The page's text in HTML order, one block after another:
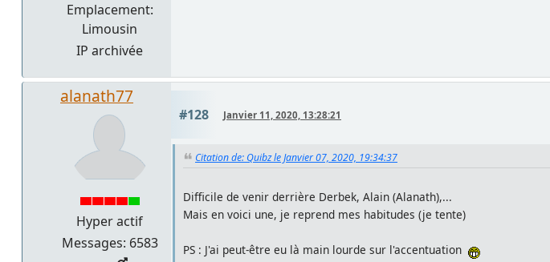
Emplacement:
Limousin
IP archivée
alanath77
Hyper actif
Messages: 6583
#128 Janvier 11, 2020, 13:28:21
Citation de: Quibz le Janvier 07, 2020, 19:34:37
Difficile de venir derrière Derbek, Alain (Alanath),...
Mais en voici une, je reprend mes habitudes (je tente)
PS : J'ai peut-être eu là main lourde sur l'accentuation